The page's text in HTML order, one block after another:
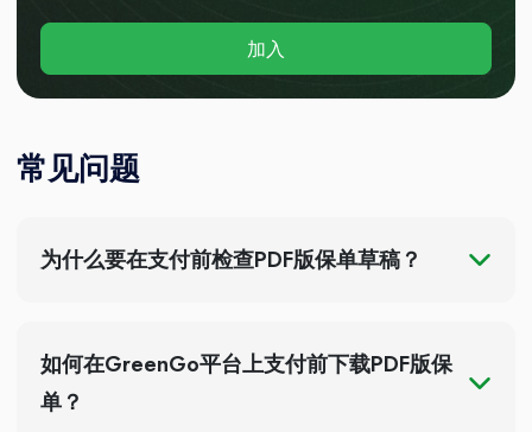
加入
常见问题
为什么要在支付前检查PDF版保单草稿？
如何在GreenGo平台上支付前下载PDF版保
单？